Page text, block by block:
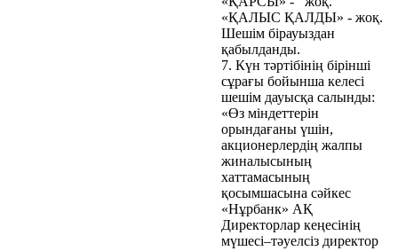
«ҚАЛЫС ҚАЛДЫ» - жоқ.
Шешім бірауыздан
қабылданды.
7. Күн тәртібінің бірінші
сұрағы бойынша келесі
шешім дауысқа салынды:
«Өз міндеттерін
орындағаны үшін,
акционерлердің жалпы
жиналысының
хаттамасының
қосымшасына сәйкес
«Нұрбанк» АҚ
Директорлар кеңесінің
мүшесі–тәуелсіз директор